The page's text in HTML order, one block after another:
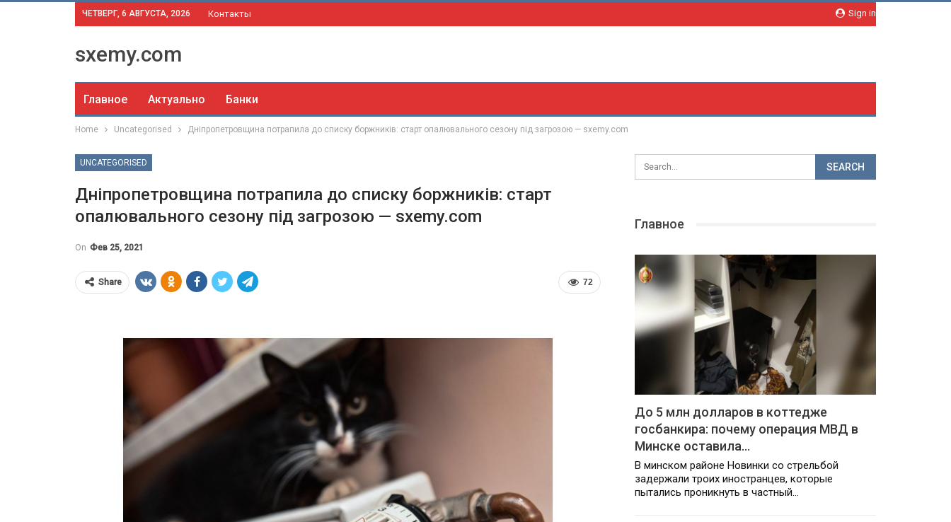
Sign in
ЧЕТВЕРГ, 6 АВГУСТА, 2026 Контакты
sxemy.com
Главное Актуально Банки
Home Uncategorised Дніпропетровщина потрапила до списку боржників: старт опалювального сезону під загрозою — sxemy.com
UNCATEGORISED
Дніпропетровщина потрапила до списку боржників: старт
опалювального сезону під загрозою — sxemy.com
On Фев 25, 2021
72
Share
Главное
До 5 млн долларов в коттедже
госбанкира: почему операция МВД в
Минске оставила…
В минском районе Новинки со стрельбой
задержали троих иностранцев, которые
пытались проникнуть в частный…